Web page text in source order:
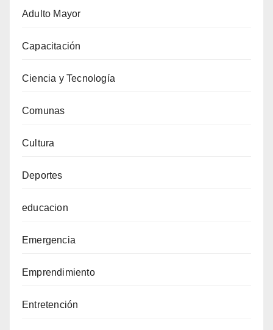
Adulto Mayor
Capacitación
Ciencia y Tecnología
Comunas
Cultura
Deportes
educacion
Emergencia
Emprendimiento
Entretención